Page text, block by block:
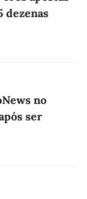
dezenas
no
ser